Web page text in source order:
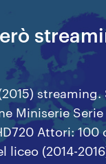
streaming.
Miniserie Serie
Attori: 100
liceo (2014-